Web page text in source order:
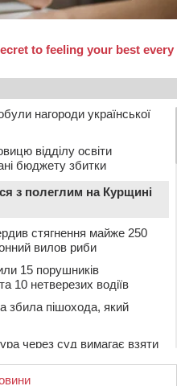
нагороди української
відділу освіти
бюджету збитки
з полеглим на Курщині
стягнення майже 250
вилов риби
15 порушників
10 нетверезих водіїв
збила пішохода, який
через суд вимагає взяти
колесами вантажівки